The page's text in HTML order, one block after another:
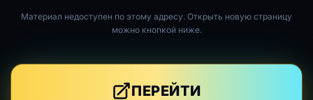
Материал недоступен по этому адресу. Открыть новую страницу
можно кнопкой ниже.
ПЕРЕЙТИ